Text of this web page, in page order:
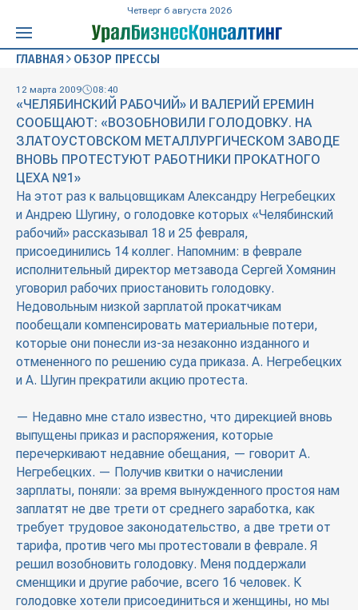
Четверг 6 августа 2026
ГЛАВНАЯ ОБЗОР ПРЕССЫ
12 марта 2009 08:40
«ЧЕЛЯБИНСКИЙ РАБОЧИЙ» И ВАЛЕРИЙ ЕРЕМИН
СООБЩАЮТ: «ВОЗОБНОВИЛИ ГОЛОДОВКУ. НА
ЗЛАТОУСТОВСКОМ МЕТАЛЛУРГИЧЕСКОМ ЗАВОДЕ
ВНОВЬ ПРОТЕСТУЮТ РАБОТНИКИ ПРОКАТНОГО
ЦЕХА №1»
На этот раз к вальцовщикам Александру Негребецких
и Андрею Шугину, о голодовке которых «Челябинский
рабочий» рассказывал 18 и 25 февраля,
присоединились 14 коллег. Напомним: в феврале
исполнительный директор метзавода Сергей Хомянин
уговорил рабочих приостановить голодовку.
Недовольным низкой зарплатой прокатчикам
пообещали компенсировать материальные потери,
которые они понесли из-за незаконно изданного и
отмененного по решению суда приказа. А. Негребецких
и А. Шугин прекратили акцию протеста.
— Недавно мне стало известно, что дирекцией вновь
выпущены приказ и распоряжения, которые
перечеркивают недавние обещания, — говорит А.
Негребецких. — Получив квитки о начислении
зарплаты, поняли: за время вынужденного простоя нам
заплатят не две трети от среднего заработка, как
требует трудовое законодательство, а две трети от
тарифа, против чего мы протестовали в феврале. Я
решил возобновить голодовку. Меня поддержали
сменщики и другие рабочие, всего 16 человек. К
голодовке хотели присоединиться и женщины, но мы